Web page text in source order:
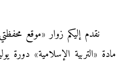
نقدم إليكم زوار «موقع